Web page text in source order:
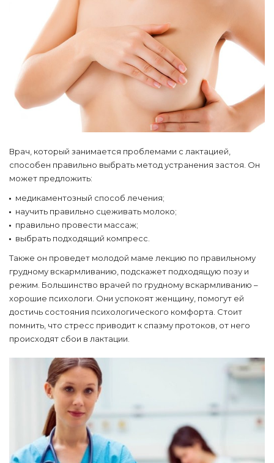
Врач, который занимается проблемами с лактацией,
способен правильно выбрать метод устранения застоя. Он
может предложить:
медикаментозный способ лечения;
научить правильно сцеживать молоко;
правильно провести массаж;
выбрать подходящий компресс.
Также он проведет молодой маме лекцию по правильному
грудному вскармливанию, подскажет подходящую позу и
режим. Большинство врачей по грудному вскармливанию –
хорошие психологи. Они успокоят женщину, помогут ей
достичь состояния психологического комфорта. Стоит
помнить, что стресс приводит к спазму протоков, от него
происходят сбои в лактации.